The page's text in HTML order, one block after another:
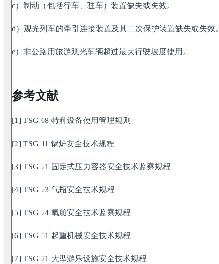
c）制动（包括行车、驻车）装置缺失或失效。
d）观光列车的牵引连接装置及其二次保护装置缺失或失效
e）非公路用旅游观光车辆超过最大行驶坡度使用。
参考文献
[1] TSG 08 特种设备使用管理规则
[2] TSG 11 锅炉安全技术规程
[3] TSG 21 固定式压力容器安全技术监察规程
[4] TSG 23 气瓶安全技术规程
[5] TSG 24 氧舱安全技术监察规程
[6] TSG 51 起重机械安全技术规程
[7] TSG 71 大型游乐设施安全技术规程